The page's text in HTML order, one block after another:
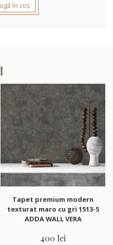
în coș
Tapet premium modern
maro cu gri 1513-5
ADDA WALL VERA
400 lei